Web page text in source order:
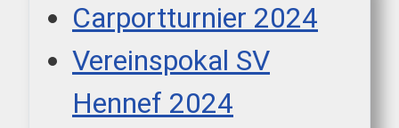
Carportturnier 2024
Vereinspokal SV
Hennef 2024